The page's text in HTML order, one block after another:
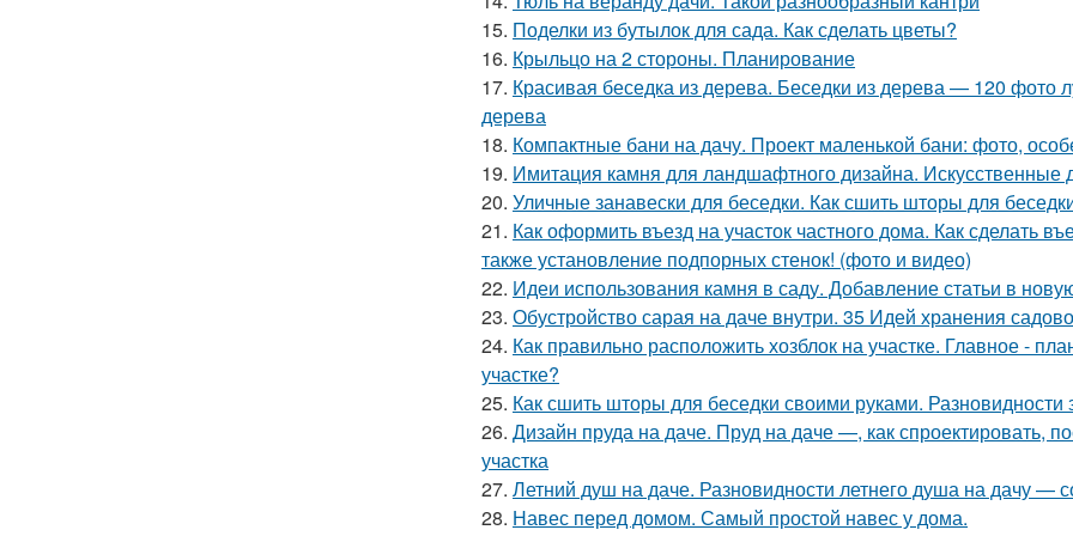
15. Поделки из бутылок для сада. Как сделать цветы?
16. Крыльцо на 2 стороны. Планирование
17. Красивая беседка из дерева. Беседки из дерева — 120 фото
дерева
18. Компактные бани на дачу. Проект маленькой бани: фото,
19. Имитация камня для ландшафтного дизайна. Искусственные
20. Уличные занавески для беседки. Как сшить шторы для
21. Как оформить въезд на участок частного дома. Как сделать
также установление подпорных стенок! (фото и видео)
22. Идеи использования камня в саду. Добавление статьи в
23. Обустройство сарая на даче внутри. 35 Идей хранения
24. Как правильно расположить хозблок на участке. Главное -
участке?
25. Как сшить шторы для беседки своими руками. Разновидности
26. Дизайн пруда на даче. Пруд на даче —, как спроектировать,
участка
27. Летний душ на даче. Разновидности летнего душа на дачу —
28. Навес перед домом. Самый простой навес у дома.